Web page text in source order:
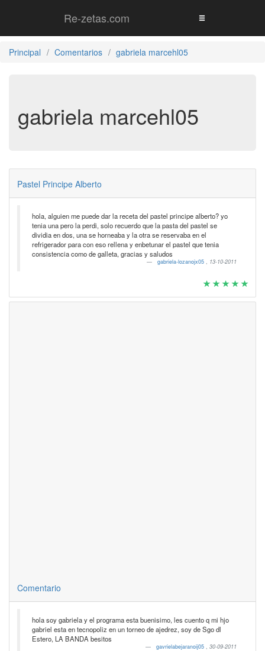
Re-zetas.com
Principal Comentarios gabriela marcehl05
gabriela marcehl05
Pastel Principe Alberto
hola, alguien me puede dar la receta del pastel principe alberto? yo
tenia una pero la perdi, solo recuerdo que la pasta del pastel se
dividia en dos, una se horneaba y la otra se reservaba en el
refrigerador para con eso rellena y enbetunar el pastel que tenia
consistencia como de galleta, gracias y saludos
gabriela-lozanojx05 , 13-10-2011
Comentario
hola soy gabriela y el programa esta buenisimo, les cuento q mi hjo
gabriel esta en tecnopoliz en un torneo de ajedrez, soy de Sgo dl
Estero, LA BANDA besitos
gavrielabejaranoij05 , 30-09-2011